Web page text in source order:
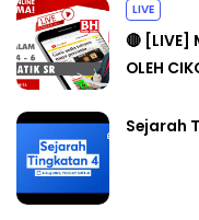
LIVE
🔴 [LIVE]
OLEH
Sejarah